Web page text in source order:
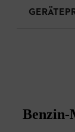
Benzin-